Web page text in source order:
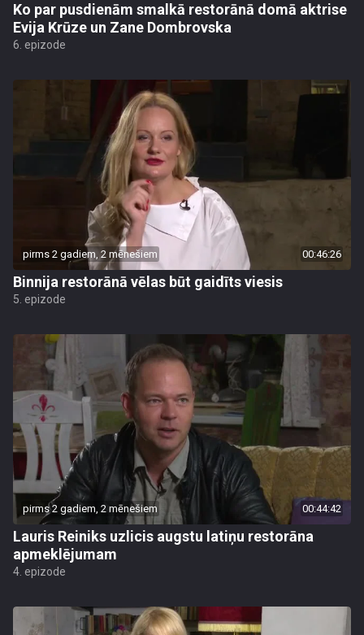
Ko par pusdienām smalkā restorānā domā aktrise
Evija Krūze un Zane Dombrovska
6. epizode
pirms 2 gadiem, 2 mēnešiem 00:46:26
Binnija restorānā vēlas būt gaidīts viesis
5. epizode
pirms 2 gadiem, 2 mēnešiem 00:44:42
Lauris Reiniks uzlicis augstu latiņu restorāna
apmeklējumam
4. epizode